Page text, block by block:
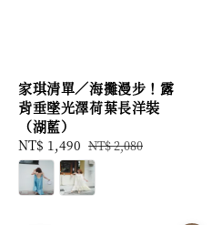
家琪清單／海攤漫步！露
背垂墜光澤荷葉長洋裝
（湖藍）
Sale
price
NT$ 1,490 Regular
price
NT$ 2,080